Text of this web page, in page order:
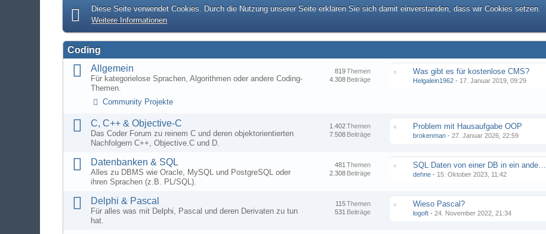
Diese Seite verwendet Cookies. Durch die Nutzung unserer Seite erklären Sie sich damit einverstanden, dass wir Cookies setzen.
Weitere Informationen
Coding
Allgemein
Für kategorielose Sprachen, Algorithmen oder andere Coding-
Themen.
Themen
819
Beiträge
4.308
Was gibt es für kostenlose CMS?
Helgalein1962 - 17. Januar 2019, 09:29
Community Projekte
C, C++ & Objective-C
Das Coder Forum zu reinem C und deren objektorientierten
Nachfolgern C++, Objective.C und D.
Themen
1.402
Beiträge
7.508
Problem mit Hausaufgabe OOP
brokenman -27. Januar 2026, 22:59
Datenbanken & SQL
Alles zu DBMS wie Oracle, MySQL und PostgreSQL oder
ihren Sprachen (z.B. PL/SQL).
Themen
481
Beiträge
2.308
SQL Daten von einer DB in ein andere kopieren
dehne - 15. Oktober 2023, 11:42
Delphi & Pascal
Für alles was mit Delphi, Pascal und deren Derivaten zu tun
hat.
Themen
115
Beiträge
531
Wieso Pascal?
logoft -24. November 2022, 21:34